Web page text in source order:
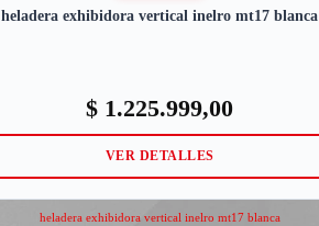
heladera exhibidora vertical inelro mt17 blanca
$ 1.225.999,00
VER DETALLES
heladera exhibidora vertical inelro mt17 blanca